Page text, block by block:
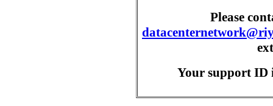
Please
Your support ID